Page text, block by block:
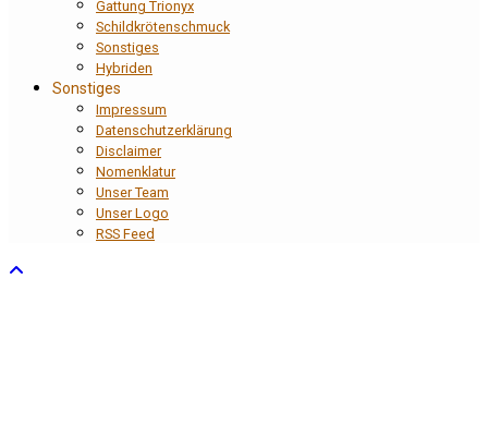
Gattung Trionyx
Schildkrötenschmuck
Sonstiges
Hybriden
Sonstiges
Impressum
Datenschutzerklärung
Disclaimer
Nomenklatur
Unser Team
Unser Logo
RSS Feed